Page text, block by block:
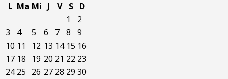
L Ma Mi J V S
D
1
2
3
4 5 6 7 8
9
10 11 12 13 14 15 16
17 18 19 20 21 22 23
24 25 26 27 28 29 30